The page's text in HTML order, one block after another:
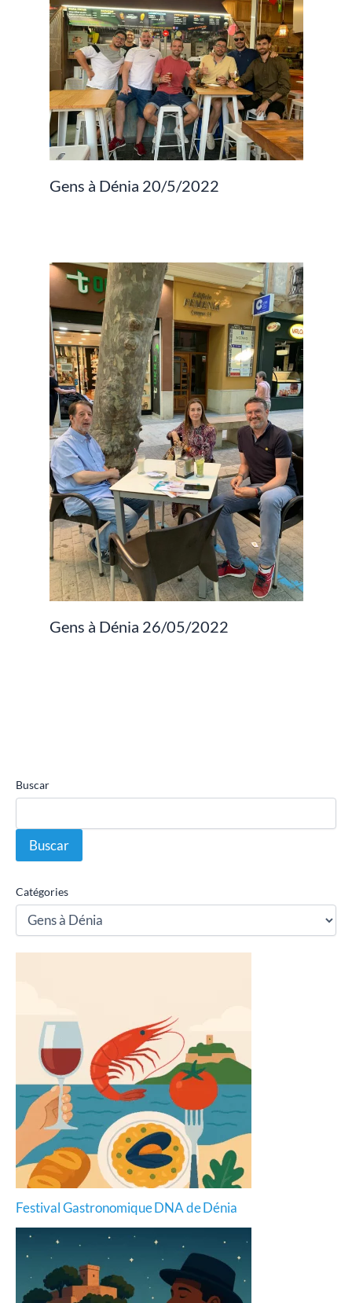
Gens à Dénia 20/5/2022
Gens à Dénia 26/05/2022
Buscar
Buscar
Catégories
Festival Gastronomique DNA de Dénia